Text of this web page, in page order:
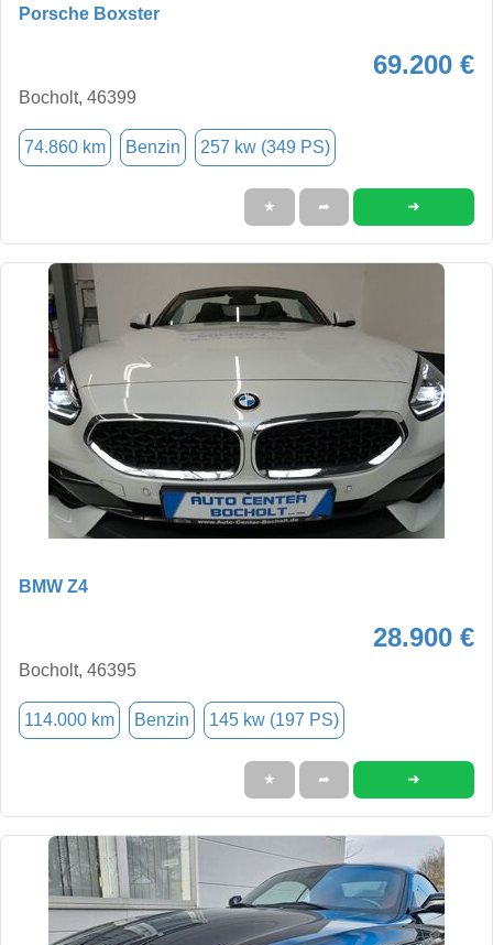
Porsche Boxster
69.200 €
Bocholt, 46399
74.860 km Benzin 257 kw (349 PS)
★ ➦ ➜
BMW Z4
28.900 €
Bocholt, 46395
114.000 km Benzin 145 kw (197 PS)
★ ➦ ➜